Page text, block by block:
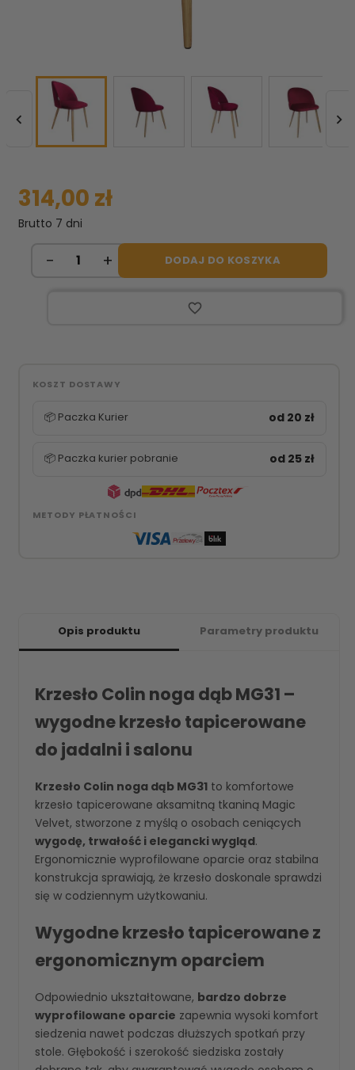
 
314,00 zł
Brutto 7 dni
DODAJ DO KOSZYKA
favorite_border
KOSZT DOSTAWY
📦 Paczka Kurier od 20 zł
📦 Paczka kurier pobranie od 25 zł
METODY PŁATNOŚCI
Opis produktu Parametry produktu
Krzesło Colin noga dąb MG31 –
wygodne krzesło tapicerowane
do jadalni i salonu
Krzesło Colin noga dąb MG31 to komfortowe
krzesło tapicerowane aksamitną tkaniną Magic
Velvet, stworzone z myślą o osobach ceniących
wygodę, trwałość i elegancki wygląd.
Ergonomicznie wyprofilowane oparcie oraz stabilna
konstrukcja sprawiają, że krzesło doskonale sprawdzi
się w codziennym użytkowaniu.
Wygodne krzesło tapicerowane z
ergonomicznym oparciem
Odpowiednio ukształtowane, bardzo dobrze
wyprofilowane oparcie zapewnia wysoki komfort
siedzenia nawet podczas dłuższych spotkań przy
stole. Głębokość i szerokość siedziska zostały